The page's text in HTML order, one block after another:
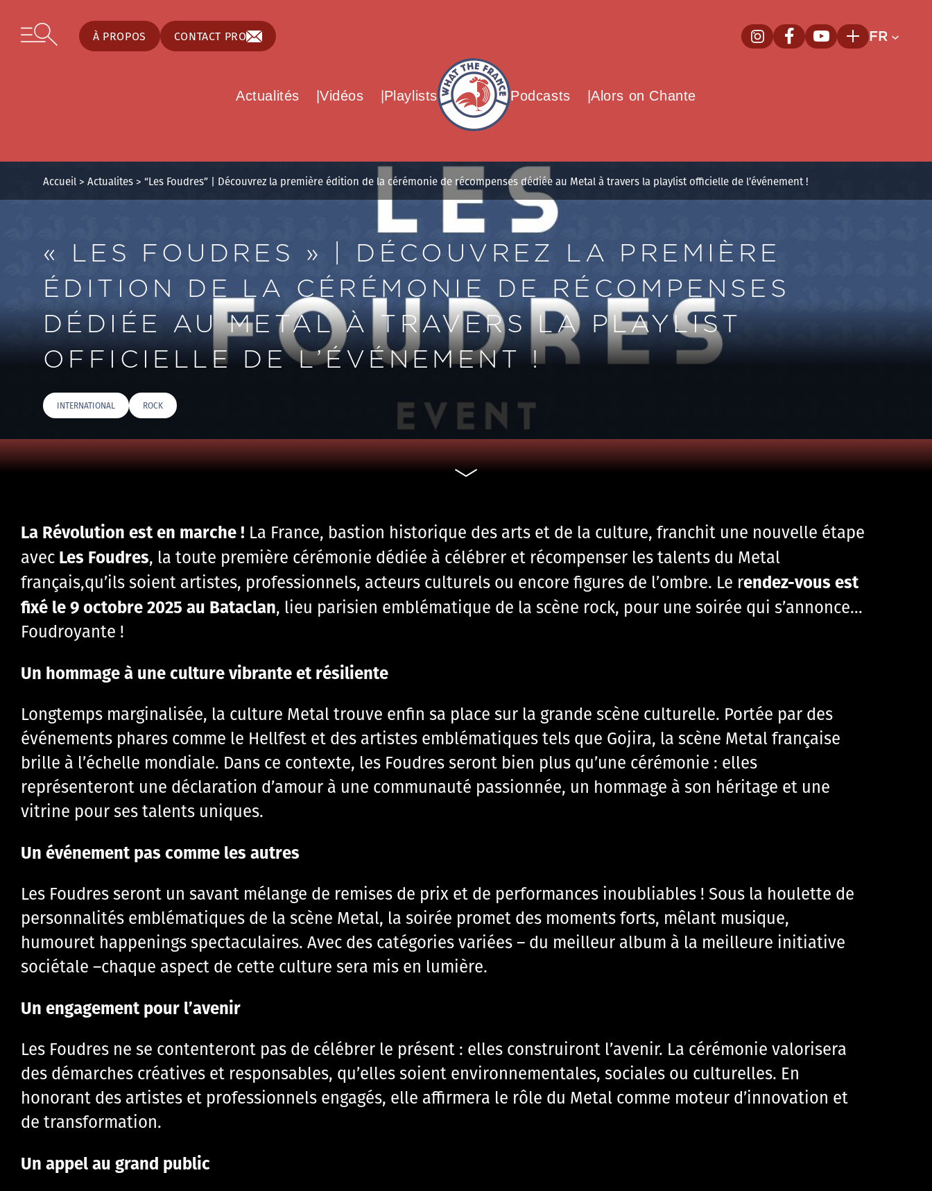
Skip to content
Open secondary menu
À PROPOS CONTACT PRO InstagramNouvelle fenêtre
FacebookNouvelle fenêtre
YoutubeNouvelle
PlusFR
Actualités Vidéos Playlists
What The France – Back to homepage
Podcasts Alors on Chante
Accueil > Actualites > “Les Foudres” | Découvrez la première édition de la cérémonie de récompenses dédiée au Metal à travers la playlist officielle de l’événement !
« LES FOUDRES » | DÉCOUVREZ LA PREMIÈRE
ÉDITION DE LA CÉRÉMONIE DE RÉCOMPENSES
DÉDIÉE AU METAL À TRAVERS LA PLAYLIST
OFFICIELLE DE L’ÉVÉNEMENT !
INTERNATIONAL ROCK
La Révolution est en marche ! La France, bastion historique des arts et de la culture, franchit une nouvelle étape
avec Les Foudres, la toute première cérémonie dédiée à célébrer et récompenser les talents du Metal
français,qu’ils soient artistes, professionnels, acteurs culturels ou encore figures de l’ombre. Le rendez-vous est
fixé le 9 octobre 2025 au Bataclan, lieu parisien emblématique de la scène rock, pour une soirée qui s’annonce…
Foudroyante !
Un hommage à une culture vibrante et résiliente
Longtemps marginalisée, la culture Metal trouve enfin sa place sur la grande scène culturelle. Portée par des
événements phares comme le Hellfest et des artistes emblématiques tels que Gojira, la scène Metal française
brille à l’échelle mondiale. Dans ce contexte, les Foudres seront bien plus qu’une cérémonie : elles
représenteront une déclaration d’amour à une communauté passionnée, un hommage à son héritage et une
vitrine pour ses talents uniques.
Un événement pas comme les autres
Les Foudres seront un savant mélange de remises de prix et de performances inoubliables ! Sous la houlette de
personnalités emblématiques de la scène Metal, la soirée promet des moments forts, mêlant musique,
humouret happenings spectaculaires. Avec des catégories variées – du meilleur album à la meilleure initiative
sociétale –chaque aspect de cette culture sera mis en lumière.
Un engagement pour l’avenir
Les Foudres ne se contenteront pas de célébrer le présent : elles construiront l’avenir. La cérémonie valorisera
des démarches créatives et responsables, qu’elles soient environnementales, sociales ou culturelles. En
honorant des artistes et professionnels engagés, elle affirmera le rôle du Metal comme moteur d’innovation et
de transformation.
Un appel au grand public